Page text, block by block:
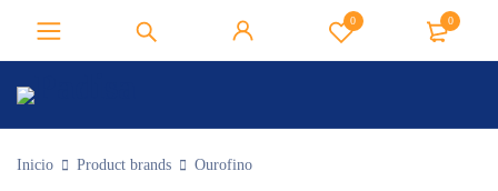
0 0
Inicio Product brands Ourofino